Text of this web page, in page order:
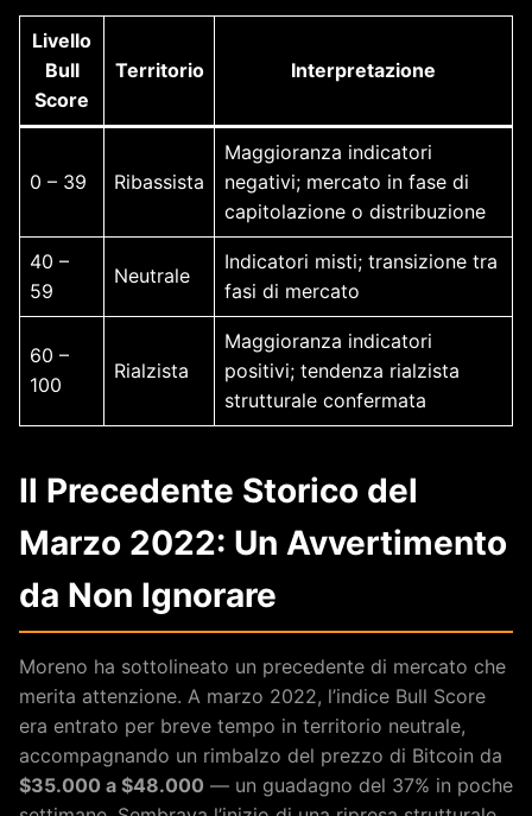
Livello
Bull
Score
Territorio Interpretazione
0 – 39 Ribassista
Maggioranza indicatori
negativi; mercato in fase di
capitolazione o distribuzione
40 –
59
Neutrale
Indicatori misti; transizione tra
fasi di mercato
60 –
100
Rialzista
Maggioranza indicatori
positivi; tendenza rialzista
strutturale confermata
Il Precedente Storico del
Marzo 2022: Un Avvertimento
da Non Ignorare
Moreno ha sottolineato un precedente di mercato che
merita attenzione. A marzo 2022, l’indice Bull Score
era entrato per breve tempo in territorio neutrale,
accompagnando un rimbalzo del prezzo di Bitcoin da
$35.000 a $48.000 — un guadagno del 37% in poche